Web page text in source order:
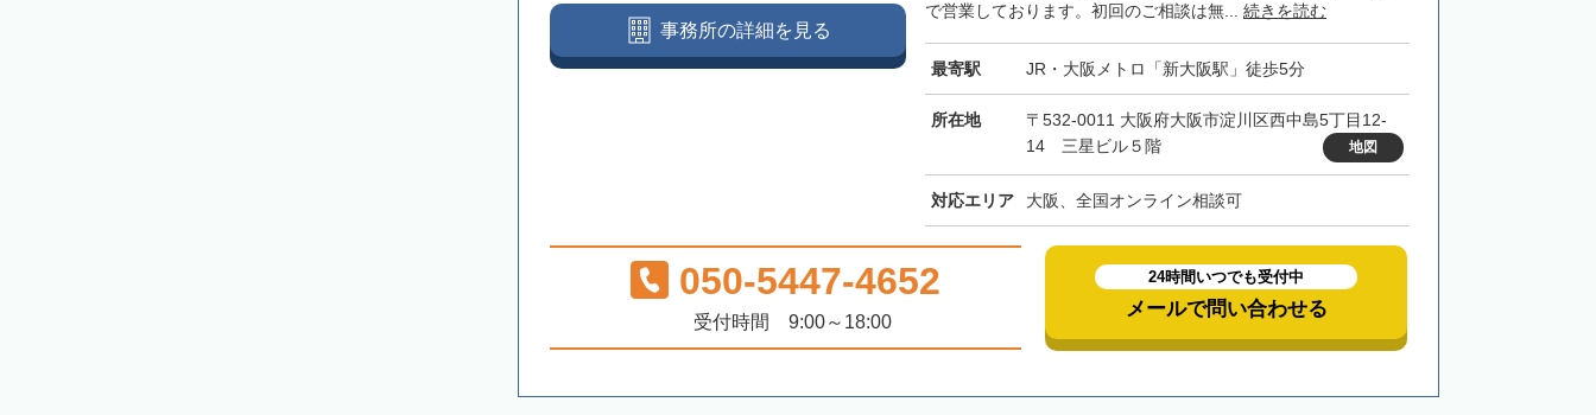
で営業しております。初回のご相談は無... 続きを読む
最寄駅 JR・大阪メトロ「新大阪駅」徒歩5分
所在地
〒532-0011 大阪府大阪市淀川区西中島5丁目12-
14 三星ビル５階
地図
対応エリア 大阪、全国オンライン相談可
事務所の詳細を見る
050-5447-4652
受付時間 9:00～18:00
24時間いつでも受付中
メールで問い合わせる